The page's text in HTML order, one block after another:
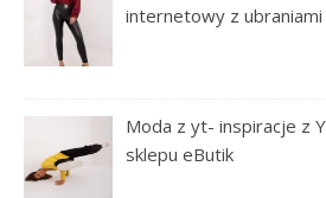
internetowy z
Moda z yt- inspiracje z
sklepu eButik